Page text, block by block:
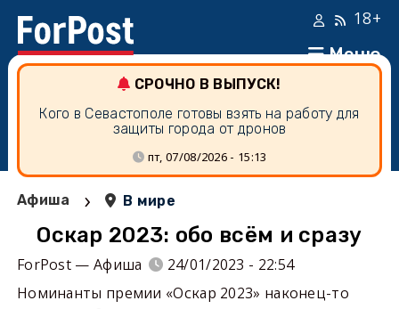
Меню
18+
СРОЧНО В ВЫПУСК!
Кого в Севастополе готовы взять на работу для
защиты города от дронов
пт, 07/08/2026 - 15:13
Афиша › В мире
Оскар 2023: обо всём и сразу
ForPost — Афиша
24/01/2023 - 22:54
Номинанты премии «Оскар 2023» наконец-то